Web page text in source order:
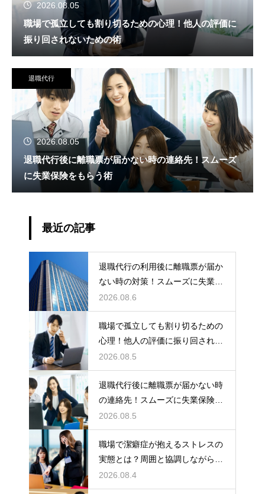
2026.08.05
職場で孤立しても割り切るための心理！他人の評価に
振り回されないための術
退職代行
2026.08.05
退職代行後に離職票が届かない時の連絡先！スムーズ
に失業保険をもらう術
最近の記事
退職代行の利用後に離職票が届か
ない時の対策！スムーズに失業保
険をもらう
2026.08.6
職場で孤立しても割り切るための
心理！他人の評価に振り回されな
いための術
2026.08.5
退職代行後に離職票が届かない時
の連絡先！スムーズに失業保険を
もらう術
2026.08.5
職場で潔癖症が抱えるストレスの
実態とは？周囲と協調しながら快
適に働く術
2026.08.4